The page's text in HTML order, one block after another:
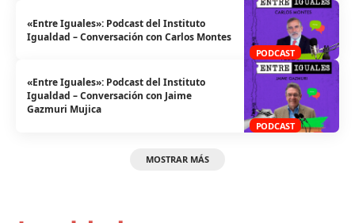
PODCAST
«Entre Iguales»: Podcast del Instituto
Igualdad – Conversación con Carlos Montes
PODCAST
«Entre Iguales»: Podcast del Instituto
Igualdad – Conversación con Jaime
Gazmuri Mujica
MOSTRAR MÁS